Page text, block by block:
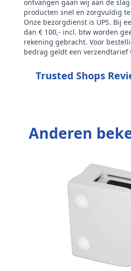
ontvangen gaan wij aan de
producten snel en zorgvuldig
Onze bezorgdienst is UPS. Bij
dan € 100,- incl. btw worden
rekening gebracht. Voor
bedrag geldt een verzendtarief
Trusted Shops
Anderen